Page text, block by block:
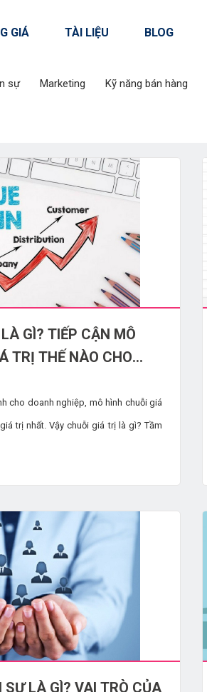
GIÁ TÀI LIỆU BLOG
sự Marketing Kỹ năng bán hàng
GÌ? TIẾP CẬN MÔ
TRỊ THẾ NÀO CHO
cho doanh nghiệp, mô hình chuỗi giá
trị nhất. Vậy chuỗi giá trị là gì? Tầm
SỰ LÀ GÌ? VAI TRÒ CỦA